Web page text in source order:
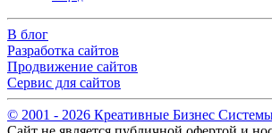
В блог
Разработка сайтов
Продвижение сайтов
Сервис для сайтов
© 2001 - 2026 Креативные Бизнес